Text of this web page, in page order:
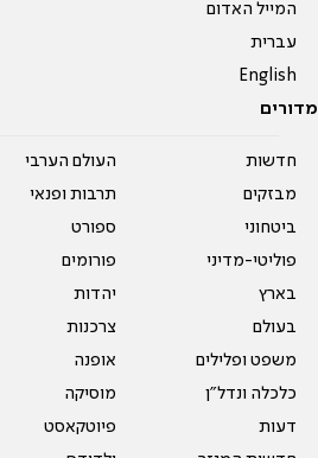
המייל האדום
עברית
English
מדורים
חדשות
מבזקים
ביטחוני
פוליטי-מדיני
בארץ
בעולם
משפט ופלילים
כלכלה ונדל"ן
דעות
העולם הערבי
תרבות ופנאי
ספורט
פורומים
יהדות
צרכנות
אופנה
מוסיקה
פיוטקאסט